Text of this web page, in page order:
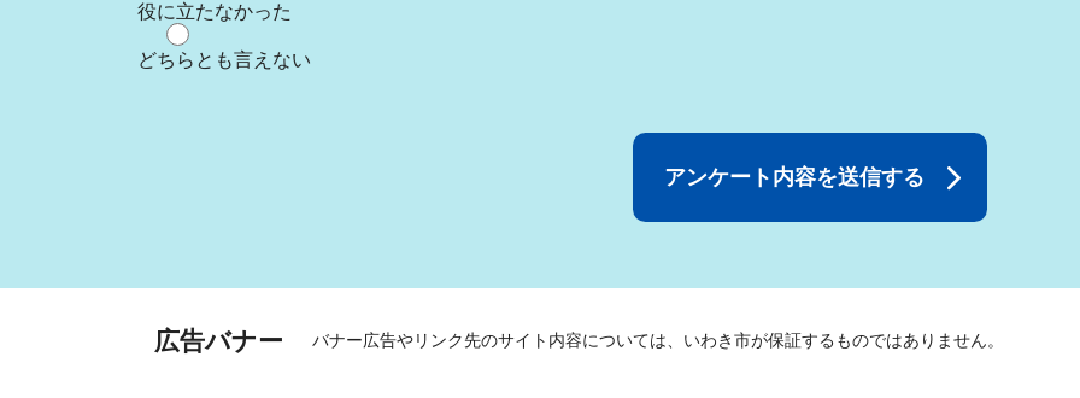
役に立たなかった
どちらとも言えない
広告バナー バナー広告やリンク先のサイト内容については、いわき市が保証するものではありません。